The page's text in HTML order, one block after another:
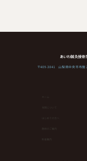
健康維持
にランニ
あいわ鍼灸接
〒409-3841 山梨県中央市布施
ホーム
はじめての方へ
⁨⁩施術のご案内
料金案内